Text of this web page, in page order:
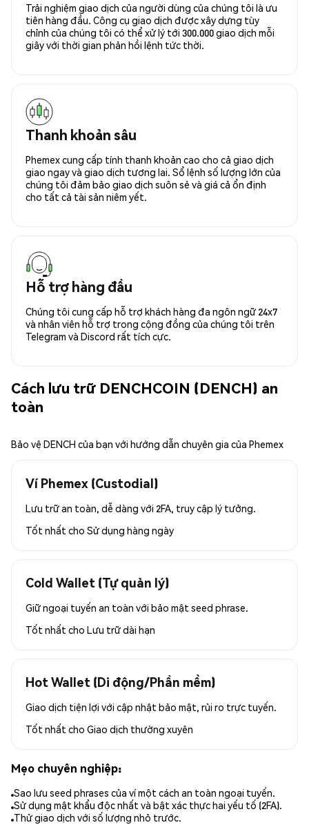
Trải nghiệm giao dịch của người dùng của chúng tôi là ưu
tiên hàng đầu. Công cụ giao dịch được xây dựng tùy
chỉnh của chúng tôi có thể xử lý tới 300.000 giao dịch mỗi
giây với thời gian phản hồi lệnh tức thời.
Thanh khoản sâu
Phemex cung cấp tính thanh khoản cao cho cả giao dịch
giao ngay và giao dịch tương lai. Sổ lệnh số lượng lớn của
chúng tôi đảm bảo giao dịch suôn sẻ và giá cả ổn định
cho tất cả tài sản niêm yết.
Hỗ trợ hàng đầu
Chúng tôi cung cấp hỗ trợ khách hàng đa ngôn ngữ 24x7
và nhân viên hỗ trợ trong cộng đồng của chúng tôi trên
Telegram và Discord rất tích cực.
Cách lưu trữ DENCHCOIN (DENCH) an
toàn
Bảo vệ DENCH của bạn với hướng dẫn chuyên gia của Phemex
Ví Phemex (Custodial)
Lưu trữ an toàn, dễ dàng với 2FA, truy cập lý tưởng.
Tốt nhất cho Sử dụng hàng ngày
Cold Wallet (Tự quản lý)
Giữ ngoại tuyến an toàn với bảo mật seed phrase.
Tốt nhất cho Lưu trữ dài hạn
Hot Wallet (Di động/Phần mềm)
Giao dịch tiện lợi với cập nhật bảo mật, rủi ro trực tuyến.
Tốt nhất cho Giao dịch thường xuyên
Mẹo chuyên nghiệp:
Sao lưu seed phrases của ví một cách an toàn ngoại tuyến.
Sử dụng mật khẩu độc nhất và bật xác thực hai yếu tố (2FA).
Thử giao dịch với số lượng nhỏ trước.